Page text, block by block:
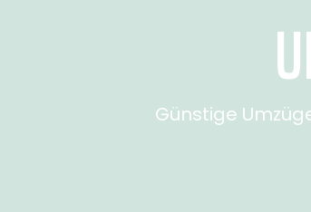
Günstige